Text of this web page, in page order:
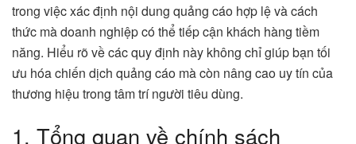
trong việc xác định nội dung quảng cáo hợp lệ và cách
thức mà doanh nghiệp có thể tiếp cận khách hàng tiềm
năng. Hiểu rõ về các quy định này không chỉ giúp bạn tối
ưu hóa chiến dịch quảng cáo mà còn nâng cao uy tín của
thương hiệu trong tâm trí người tiêu dùng.
1. Tổng quan về chính sách